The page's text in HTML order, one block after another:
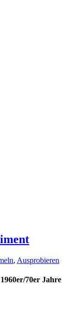
, Ausprobieren
70er Jahre